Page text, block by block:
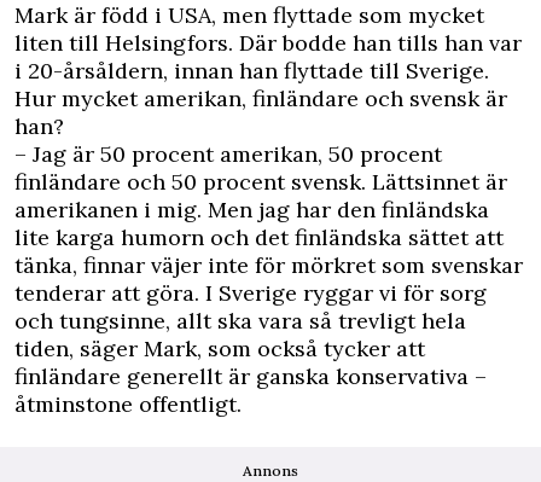
Mark är född i USA, men flyttade som mycket
liten till Helsingfors. Där bodde han tills han var
i 20-årsåldern, innan han flyttade till Sverige.
Hur mycket amerikan, finländare och svensk är
han?
– Jag är 50 procent amerikan, 50 procent
finländare och 50 procent svensk. Lättsinnet är
amerikanen i mig. Men jag har den finländska
lite karga humorn och det finländska sättet att
tänka, finnar väjer inte för mörkret som svenskar
tenderar att göra. I Sverige ryggar vi för sorg
och tungsinne, allt ska vara så trevligt hela
tiden, säger Mark, som också tycker att
finländare generellt är ganska konservativa –
åtminstone offentligt.
Annons